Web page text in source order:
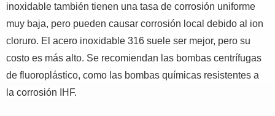
inoxidable también tienen una tasa de corrosión uniforme
muy baja, pero pueden causar corrosión local debido al ion
cloruro. El acero inoxidable 316 suele ser mejor, pero su
costo es más alto. Se recomiendan las bombas centrífugas
de fluoroplástico, como las bombas químicas resistentes a
la corrosión IHF.